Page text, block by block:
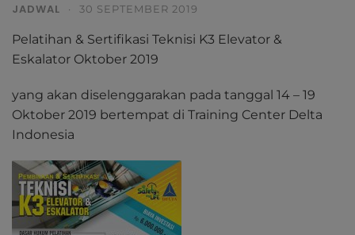
JADWAL · 30 SEPTEMBER 2019
Pelatihan & Sertifikasi Teknisi K3 Elevator &
Eskalator Oktober 2019
yang akan diselenggarakan pada tanggal 14 – 19
Oktober 2019 bertempat di Training Center Delta
Indonesia